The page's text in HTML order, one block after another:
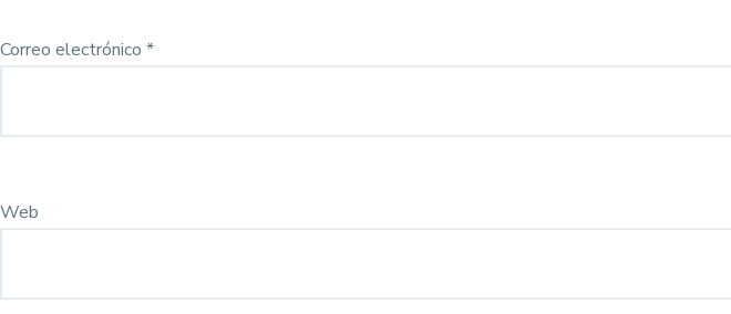
Correo electrónico *
Web